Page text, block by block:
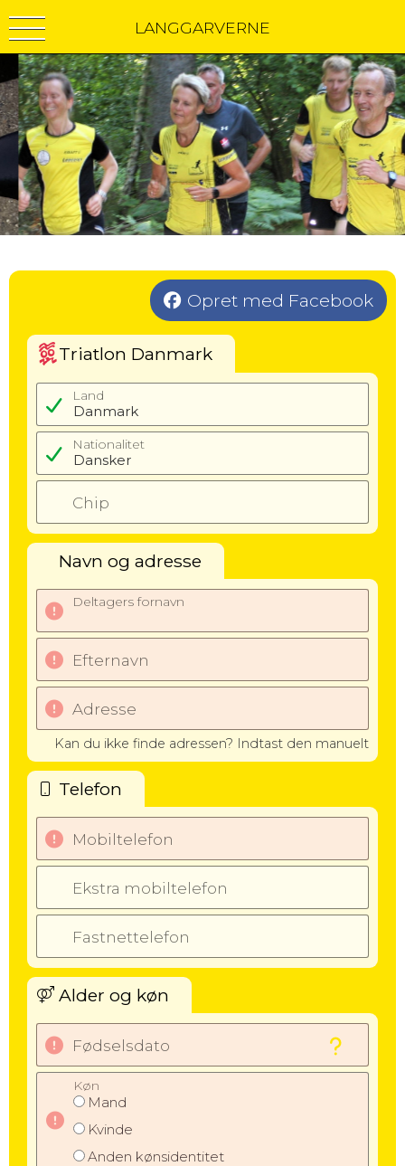
LANGGARVERNE
Opret med Facebook
Triatlon Danmark
Land
Nationalitet
Chip
Navn og adresse
Deltagers fornavn
Efternavn
Adresse
Kan du ikke finde adressen? Indtast den manuelt
Telefon
Mobiltelefon
Ekstra mobiltelefon
Fastnettelefon
Alder og køn
Fødselsdato
Køn
Mand
Kvinde
Anden kønsidentitet